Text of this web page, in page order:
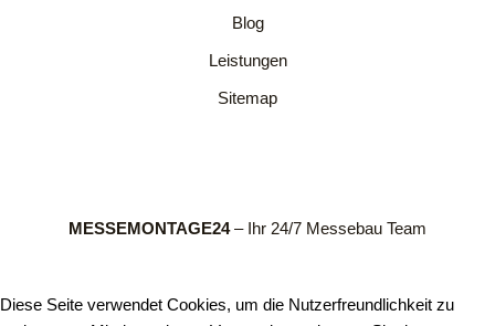
Blog
Leistungen
Sitemap
MESSEMONTAGE24– Ihr 24/7 Messebau Team
Diese Seite verwendet Cookies, um die Nutzerfreundlichkeit zu